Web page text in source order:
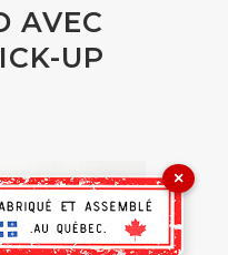
AVEC
UP
×